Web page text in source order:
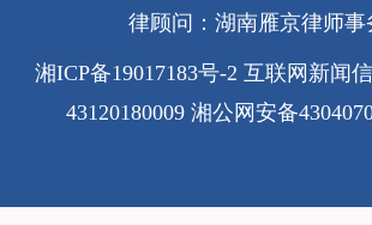
律顾问：湖南雁京律师事
湘ICP备19017183号-2 互联网新闻
43120180009 湘公网安备